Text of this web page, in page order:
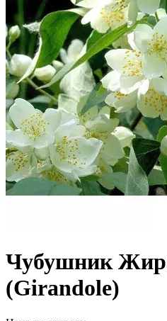
Чубушник
(Girandole)